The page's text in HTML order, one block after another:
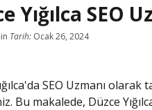
1000
LINKEDIN
Yığılca SEO
Tarih: Ocak 26, 2024
SEO Uzmanı
Bu makalede, Düzce